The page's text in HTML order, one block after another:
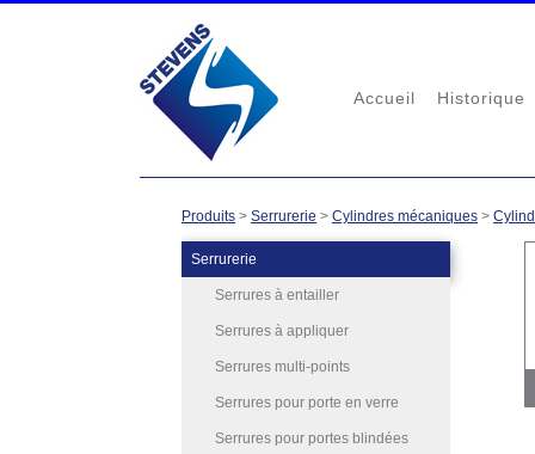
Accueil Historique
Produits > Serrurerie > Cylindres mécaniques >
Serrurerie
Serrures à entailler
Serrures à appliquer
Serrures multi-points
Serrures pour porte en verre
Serrures pour portes blindées